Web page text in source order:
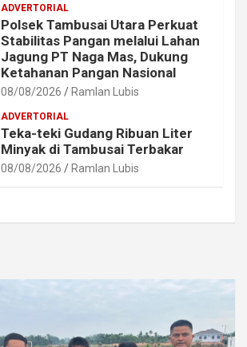
ADVERTORIAL
Polsek Tambusai Utara Perkuat
Stabilitas Pangan melalui Lahan
Jagung PT Naga Mas, Dukung
Ketahanan Pangan Nasional
08/08/2026 Ramlan Lubis
ADVERTORIAL
Teka-teki Gudang Ribuan Liter
Minyak di Tambusai Terbakar
08/08/2026 Ramlan Lubis